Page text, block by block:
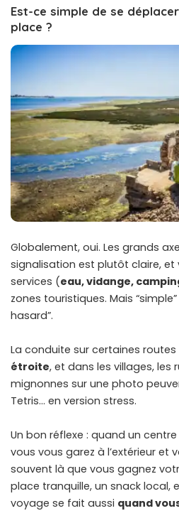
Est-ce simple de se
place ?
Globalement, oui. Les grands
signalisation est plutôt claire, et
services (eau, vidange,
zones touristiques. Mais
hasard”.
La conduite sur certaines
étroite, et dans les villages, les
mignonnes sur une photo
Tetris… en version stress.
Un bon réflexe : quand un
vous vous garez à l’extérieur et
souvent là que vous gagnez
place tranquille, un snack local,
voyage se fait aussi quand